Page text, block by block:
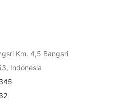
Km. 4,5 Bangsri
Indonesia